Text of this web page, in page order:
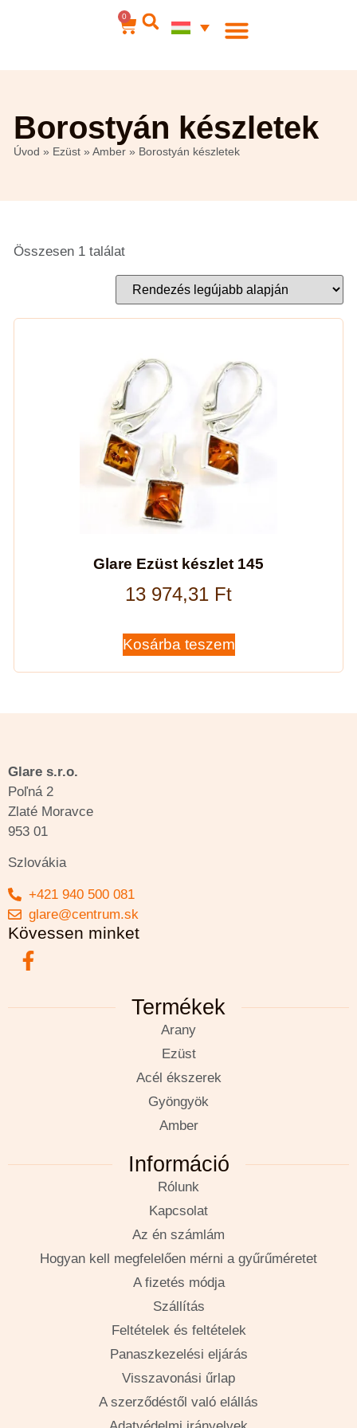
0
Borostyán készletek
Úvod » Ezüst » Amber » Borostyán készletek
Összesen 1 találat
Glare Ezüst készlet 145
13 974,31 Ft
Kosárba teszem
Glare s.r.o.
Poľná 2
Zlaté Moravce
953 01
Szlovákia
+421 940 500 081
glare@centrum.sk
Kövessen minket
Termékek
Arany
Ezüst
Acél ékszerek
Gyöngyök
Amber
Információ
Rólunk
Kapcsolat
Az én számlám
Hogyan kell megfelelően mérni a gyűrűméretet
A fizetés módja
Szállítás
Feltételek és feltételek
Panaszkezelési eljárás
Visszavonási űrlap
A szerződéstől való elállás